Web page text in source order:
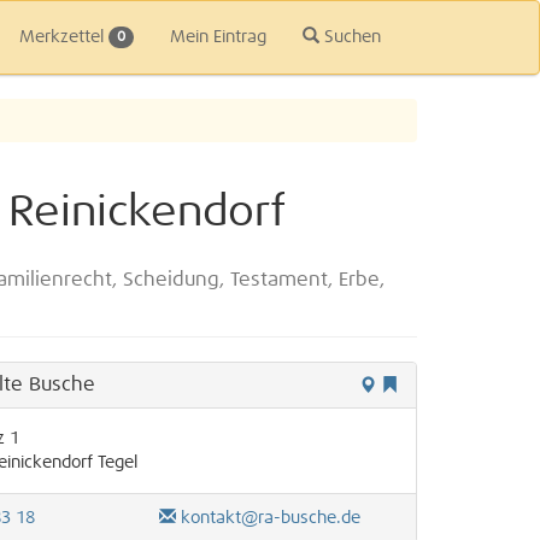
Merkzettel 0 Mein Eintrag Suchen
Scheidung, Testament, Erbe,
Busche
1
Tegel
18 kontakt@ra-busche.de